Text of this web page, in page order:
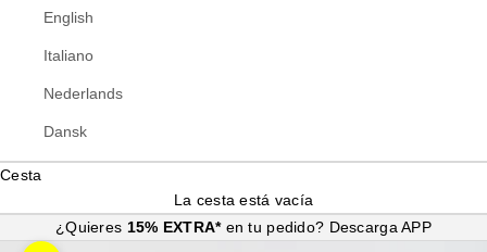
English
Italiano
Nederlands
Dansk
Cesta
La cesta está vacía
¿Quieres 15% EXTRA* en tu pedido? Descarga APP